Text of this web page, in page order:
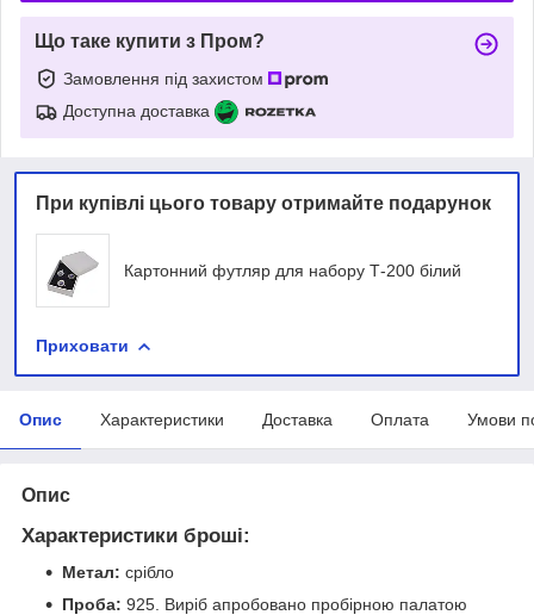
Що таке купити з Пром?
Замовлення під захистом
Доступна доставка
При купівлі цього товару отримайте подарунок
Картонний футляр для набору Т-200 білий
Приховати
Опис Характеристики Доставка Оплата Умови
Опис
Характеристики броші:
Метал: срібло
Проба: 925. Виріб апробовано пробірною палатою